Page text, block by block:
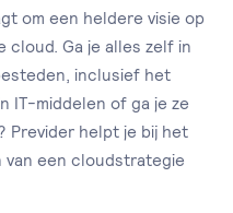
om een heldere visie op
cloud. Ga je alles zelf in
inclusief het
IT-middelen of ga je ze
Previder helpt je bij het
een cloudstrategie